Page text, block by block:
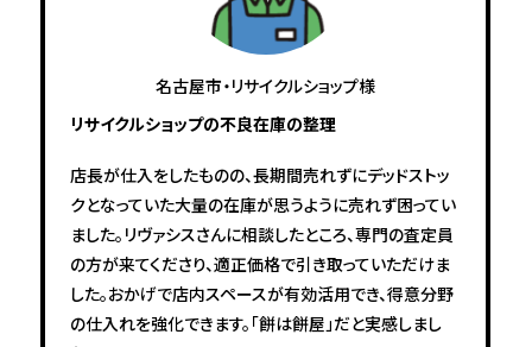
名古屋市・リサイクルショップ様
リサイクルショップの不良在庫の整理
店長が仕入をしたものの、長期間売れずにデッドストッ
クとなっていた大量の在庫が思うように売れず困ってい
ました。リヴァシスさんに相談したところ、専門の査定員
の方が来てくださり、適正価格で引き取っていただけま
した。おかげで店内スペースが有効活用でき、得意分野
の仕入れを強化できます。「餅は餅屋」だと実感しまし